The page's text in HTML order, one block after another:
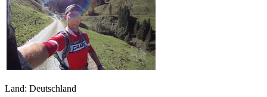
Land: Deutschland